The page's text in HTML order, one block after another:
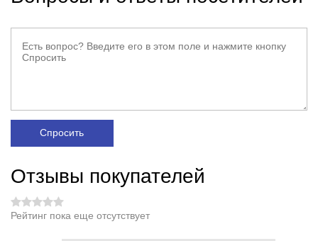
Спросить
Отзывы покупателей
Рейтинг пока еще отсутствует